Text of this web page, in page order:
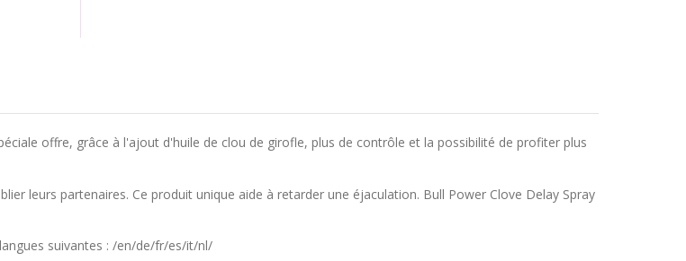
offre, grâce à l'ajout d'huile de clou de girofle, plus de contrôle et la possibilité de profiter plus
leurs partenaires. Ce produit unique aide à retarder une éjaculation. Bull Power Clove Delay Spray
suivantes : /en/de/fr/es/it/nl/